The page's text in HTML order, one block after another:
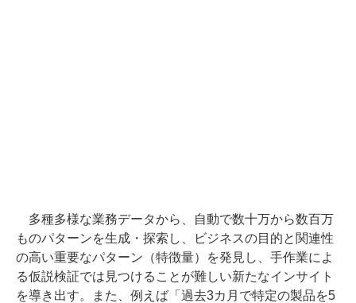
多種多様な業務データから、自動で数十万から数百万
ものパターンを生成・探索し、ビジネスの目的と関連性
の高い重要なパターン（特徴量）を発見し、手作業によ
る仮説検証では見つけることが難しい新たなインサイト
を導き出す。また、例えば「過去3カ月で特定の製品を5